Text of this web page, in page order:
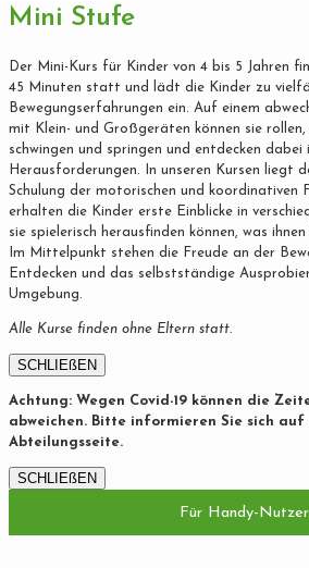
Mini Stufe
Der Mini-Kurs für Kinder von 4 bis 5 Jahren
45 Minuten statt und lädt die Kinder zu
Bewegungserfahrungen ein. Auf einem
mit Klein- und Großgeräten können sie
schwingen und springen und entdecken dabei
Herausforderungen. In unseren Kursen liegt
Schulung der motorischen und koordinativen
erhalten die Kinder erste Einblicke in
sie spielerisch herausfinden können, was
Im Mittelpunkt stehen die Freude an der
Entdecken und das selbstständige
Umgebung.
Alle Kurse finden ohne Eltern statt.
SCHLIEßEN
Achtung: Wegen Covid-19 können die
abweichen. Bitte informieren Sie sich
Abteilungsseite.
SCHLIEßEN
Für Handy-Nutzer